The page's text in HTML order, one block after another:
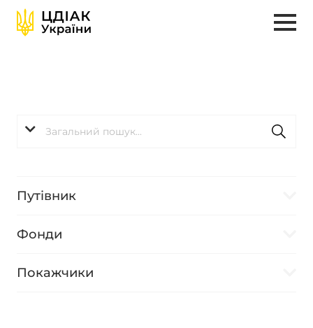
Путівник
Фонди
Покажчики